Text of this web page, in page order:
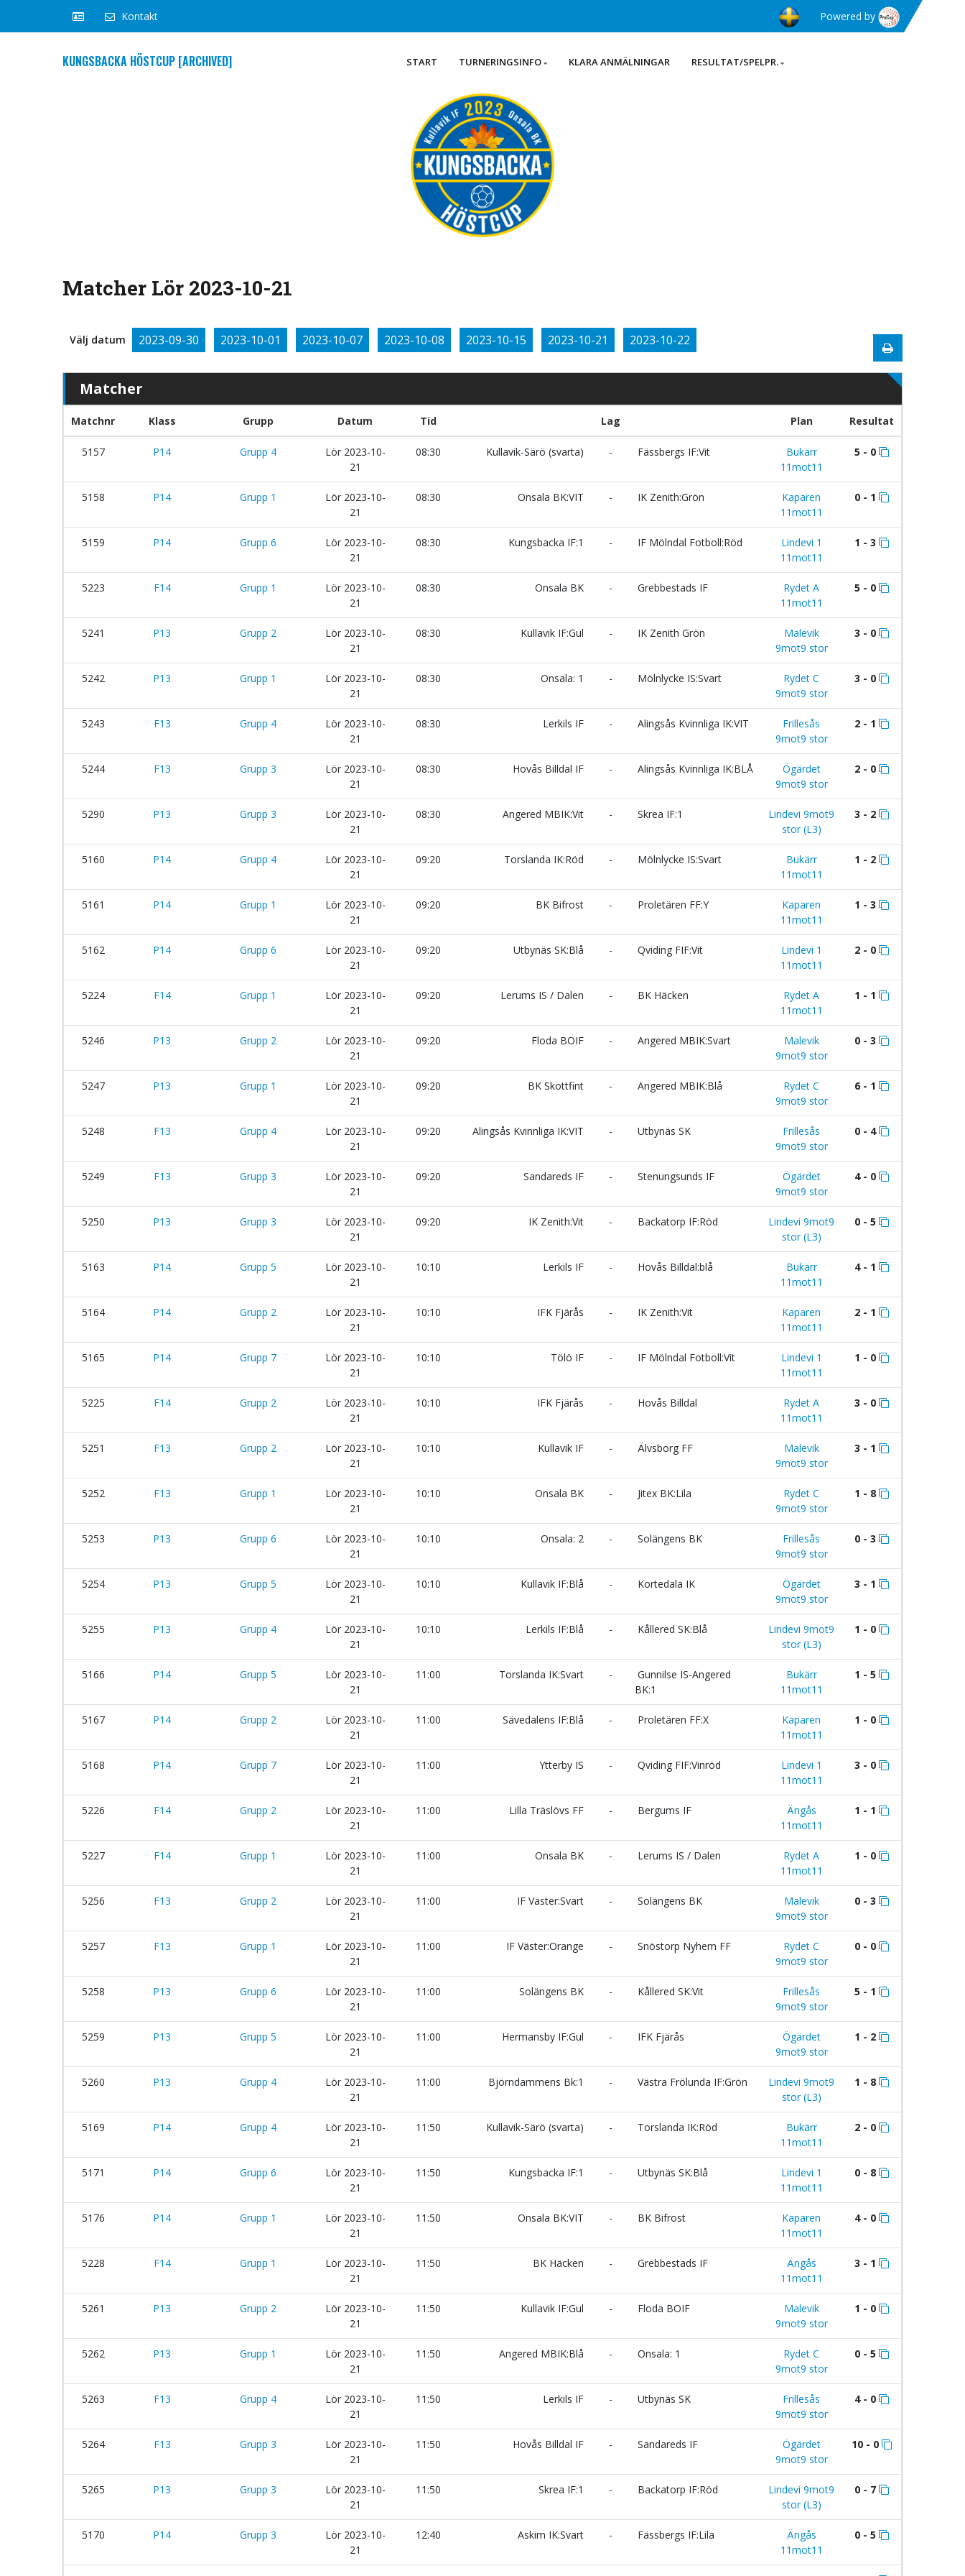
Kontakt Powered by
KUNGSBACKA HÖSTCUP [ARCHIVED] START TURNERINGSINFO KLARA ANMÄLNINGAR RESULTAT/SPELPR.
Matcher Lör 2023-10-21
Välj datum 2023-09-30 2023-10-01 2023-10-07 2023-10-08 2023-10-15 2023-10-21 2023-10-22
Matcher
Matchnr Klass Grupp Datum Tid Lag Plan Resultat
5157 P14 Grupp 4
Lör 2023-10-
21
08:30 Kullavik-Särö (svarta) - Fässbergs IF:Vit
Bukärr
11mot11
5 - 0
5158 P14 Grupp 1
Lör 2023-10-
21
08:30 Onsala BK:VIT - IK Zenith:Grön
Kaparen
11mot11
0 - 1
5159 P14 Grupp 6
Lör 2023-10-
21
08:30 Kungsbacka IF:1 - IF Mölndal Fotboll:Röd
Lindevi 1
11mot11
1 - 3
5223 F14 Grupp 1
Lör 2023-10-
21
08:30 Onsala BK - Grebbestads IF
Rydet A
11mot11
5 - 0
5241 P13 Grupp 2
Lör 2023-10-
21
08:30 Kullavik IF:Gul - IK Zenith Grön
Malevik
9mot9 stor
3 - 0
5242 P13 Grupp 1
Lör 2023-10-
21
08:30 Onsala: 1 - Mölnlycke IS:Svart
Rydet C
9mot9 stor
3 - 0
5243 F13 Grupp 4
Lör 2023-10-
21
08:30 Lerkils IF - Alingsås Kvinnliga IK:VIT
Frillesås
9mot9 stor
2 - 1
5244 F13 Grupp 3
Lör 2023-10-
21
08:30 Hovås Billdal IF - Alingsås Kvinnliga IK:BLÅ
Ögärdet
9mot9 stor
2 - 0
5290 P13 Grupp 3
Lör 2023-10-
21
08:30 Angered MBIK:Vit - Skrea IF:1
Lindevi 9mot9
stor (L3)
3 - 2
5160 P14 Grupp 4
Lör 2023-10-
21
09:20 Torslanda IK:Röd - Mölnlycke IS:Svart
Bukärr
11mot11
1 - 2
5161 P14 Grupp 1
Lör 2023-10-
21
09:20 BK Bifrost - Proletären FF:Y
Kaparen
11mot11
1 - 3
5162 P14 Grupp 6
Lör 2023-10-
21
09:20 Utbynäs SK:Blå - Qviding FIF:Vit
Lindevi 1
11mot11
2 - 0
5224 F14 Grupp 1
Lör 2023-10-
21
09:20 Lerums IS / Dalen - BK Häcken
Rydet A
11mot11
1 - 1
5246 P13 Grupp 2
Lör 2023-10-
21
09:20 Floda BOIF - Angered MBIK:Svart
Malevik
9mot9 stor
0 - 3
5247 P13 Grupp 1
Lör 2023-10-
21
09:20 BK Skottfint - Angered MBIK:Blå
Rydet C
9mot9 stor
6 - 1
5248 F13 Grupp 4
Lör 2023-10-
21
09:20 Alingsås Kvinnliga IK:VIT - Utbynäs SK
Frillesås
9mot9 stor
0 - 4
5249 F13 Grupp 3
Lör 2023-10-
21
09:20 Sandareds IF - Stenungsunds IF
Ögärdet
9mot9 stor
4 - 0
5250 P13 Grupp 3
Lör 2023-10-
21
09:20 IK Zenith:Vit - Backatorp IF:Röd
Lindevi 9mot9
stor (L3)
0 - 5
5163 P14 Grupp 5
Lör 2023-10-
21
10:10 Lerkils IF - Hovås Billdal:blå
Bukärr
11mot11
4 - 1
5164 P14 Grupp 2
Lör 2023-10-
21
10:10 IFK Fjärås - IK Zenith:Vit
Kaparen
11mot11
2 - 1
5165 P14 Grupp 7
Lör 2023-10-
21
10:10 Tölö IF - IF Mölndal Fotboll:Vit
Lindevi 1
11mot11
1 - 0
5225 F14 Grupp 2
Lör 2023-10-
21
10:10 IFK Fjärås - Hovås Billdal
Rydet A
11mot11
3 - 0
5251 F13 Grupp 2
Lör 2023-10-
21
10:10 Kullavik IF - Älvsborg FF
Malevik
9mot9 stor
3 - 1
5252 F13 Grupp 1
Lör 2023-10-
21
10:10 Onsala BK - Jitex BK:Lila
Rydet C
9mot9 stor
1 - 8
5253 P13 Grupp 6
Lör 2023-10-
21
10:10 Onsala: 2 - Solängens BK
Frillesås
9mot9 stor
0 - 3
5254 P13 Grupp 5
Lör 2023-10-
21
10:10 Kullavik IF:Blå - Kortedala IK
Ögärdet
9mot9 stor
3 - 1
5255 P13 Grupp 4
Lör 2023-10-
21
10:10 Lerkils IF:Blå - Kållered SK:Blå
Lindevi 9mot9
stor (L3)
1 - 0
5166 P14 Grupp 5
Lör 2023-10-
21
11:00 Torslanda IK:Svart -
Gunnilse IS-Angered
BK:1
Bukärr
11mot11
1 - 5
5167 P14 Grupp 2
Lör 2023-10-
21
11:00 Sävedalens IF:Blå - Proletären FF:X
Kaparen
11mot11
1 - 0
5168 P14 Grupp 7
Lör 2023-10-
21
11:00 Ytterby IS - Qviding FIF:Vinröd
Lindevi 1
11mot11
3 - 0
5226 F14 Grupp 2
Lör 2023-10-
21
11:00 Lilla Träslövs FF - Bergums IF
Ängås
11mot11
1 - 1
5227 F14 Grupp 1
Lör 2023-10-
21
11:00 Onsala BK - Lerums IS / Dalen
Rydet A
11mot11
1 - 0
5256 F13 Grupp 2
Lör 2023-10-
21
11:00 IF Väster:Svart - Solängens BK
Malevik
9mot9 stor
0 - 3
5257 F13 Grupp 1
Lör 2023-10-
21
11:00 IF Väster:Orange - Snöstorp Nyhem FF
Rydet C
9mot9 stor
0 - 0
5258 P13 Grupp 6
Lör 2023-10-
21
11:00 Solängens BK - Kållered SK:Vit
Frillesås
9mot9 stor
5 - 1
5259 P13 Grupp 5
Lör 2023-10-
21
11:00 Hermansby IF:Gul - IFK Fjärås
Ögärdet
9mot9 stor
1 - 2
5260 P13 Grupp 4
Lör 2023-10-
21
11:00 Björndammens Bk:1 - Västra Frölunda IF:Grön
Lindevi 9mot9
stor (L3)
1 - 8
5169 P14 Grupp 4
Lör 2023-10-
21
11:50 Kullavik-Särö (svarta) - Torslanda IK:Röd
Bukärr
11mot11
2 - 0
5171 P14 Grupp 6
Lör 2023-10-
21
11:50 Kungsbacka IF:1 - Utbynäs SK:Blå
Lindevi 1
11mot11
0 - 8
5176 P14 Grupp 1
Lör 2023-10-
21
11:50 Onsala BK:VIT - BK Bifrost
Kaparen
11mot11
4 - 0
5228 F14 Grupp 1
Lör 2023-10-
21
11:50 BK Häcken - Grebbestads IF
Ängås
11mot11
3 - 1
5261 P13 Grupp 2
Lör 2023-10-
21
11:50 Kullavik IF:Gul - Floda BOIF
Malevik
9mot9 stor
1 - 0
5262 P13 Grupp 1
Lör 2023-10-
21
11:50 Angered MBIK:Blå - Onsala: 1
Rydet C
9mot9 stor
0 - 5
5263 F13 Grupp 4
Lör 2023-10-
21
11:50 Lerkils IF - Utbynäs SK
Frillesås
9mot9 stor
4 - 0
5264 F13 Grupp 3
Lör 2023-10-
21
11:50 Hovås Billdal IF - Sandareds IF
Ögärdet
9mot9 stor
10 - 0
5265 P13 Grupp 3
Lör 2023-10-
21
11:50 Skrea IF:1 - Backatorp IF:Röd
Lindevi 9mot9
stor (L3)
0 - 7
5170 P14 Grupp 3
Lör 2023-10-
21
12:40 Askim IK:Svart - Fässbergs IF:Lila
Ängås
11mot11
0 - 5